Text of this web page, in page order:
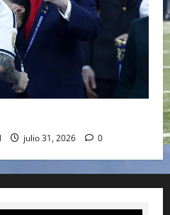
julio 31, 2026 0